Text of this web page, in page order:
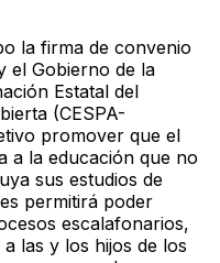
la firma de convenio
el Gobierno de la
Estatal del
(CESPA-
promover que el
a la educación que no
sus estudios de
permitirá poder
escalafonarios,
las y los hijos de los